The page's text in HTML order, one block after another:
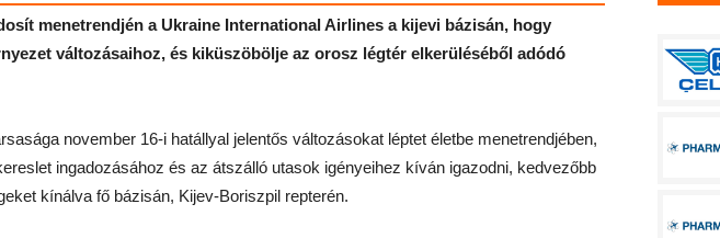
menetrendjén a Ukraine International Airlines a kijevi bázisán, hogy
változásaihoz, és kiküszöbölje az orosz légtér elkerüléséből adódó
november 16-i hatállyal jelentős változásokat léptet életbe menetrendjében,
ingadozásához és az átszálló utasok igényeihez kíván igazodni, kedvezőbb
kínálva fő bázisán, Kijev-Boriszpil repterén.